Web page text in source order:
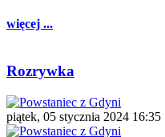
więcej ...
Rozrywka
piątek, 05 stycznia 2024 16:35